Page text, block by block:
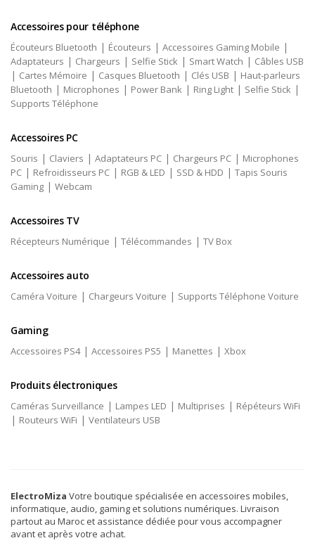
Accessoires pour téléphone
Écouteurs Bluetooth | Écouteurs | Accessoires Gaming Mobile |
Adaptateurs | Chargeurs | Selfie Stick | Smart Watch | Câbles USB
| Cartes Mémoire | Casques Bluetooth | Clés USB | Haut-parleurs
Bluetooth | Microphones | Power Bank | Ring Light | Selfie Stick |
Supports Téléphone
Accessoires PC
Souris | Claviers | Adaptateurs PC | Chargeurs PC | Microphones
PC | Refroidisseurs PC | RGB & LED | SSD & HDD | Tapis Souris
Gaming | Webcam
Accessoires TV
Récepteurs Numérique | Télécommandes | TV Box
Accessoires auto
Caméra Voiture | Chargeurs Voiture | Supports Téléphone Voiture
Gaming
Accessoires PS4| Accessoires PS5 | Manettes | Xbox
Produits électroniques
Caméras Surveillance | Lampes LED | Multiprises | Répéteurs WiFi
| Routeurs WiFi | Ventilateurs USB
ElectroMiza Votre boutique spécialisée en accessoires mobiles,
informatique, audio, gaming et solutions numériques. Livraison
partout au Maroc et assistance dédiée pour vous accompagner
avant et après votre achat.